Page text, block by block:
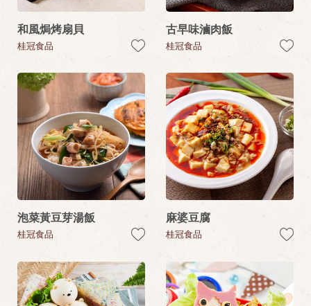
和風焗烤扇貝
桂冠食品
古早味滷肉飯
桂冠食品
泡菜黃豆芽湯飯
桂冠食品
麻婆豆腐
桂冠食品